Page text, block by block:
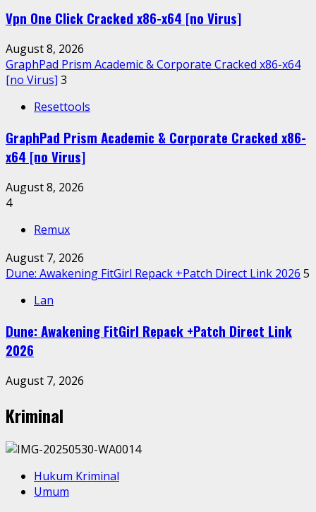
Vpn One Click Cracked x86-x64 [no Virus]
August 8, 2026
GraphPad Prism Academic & Corporate Cracked x86-x64
[no Virus] 3
Resettools
GraphPad Prism Academic & Corporate Cracked x86-
x64 [no Virus]
August 8, 2026
4
Remux
August 7, 2026
Dune: Awakening FitGirl Repack +Patch Direct Link 2026 5
Lan
Dune: Awakening FitGirl Repack +Patch Direct Link
2026
August 7, 2026
Kriminal
Hukum Kriminal
Umum